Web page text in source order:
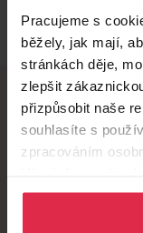
Pracujeme s
běžely, jak mají,
stránkách děje,
zlepšit
přizpůsobit naše
souhlasíte s
zpracováním
osobních údajů.
Doručení
při nákupu nad 1